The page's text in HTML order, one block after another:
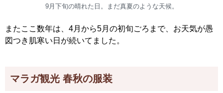
9月下旬の晴れた日。まだ真夏のような天候。
またここ数年は、4月から5月の初旬ごろまで、お天気が愚
図つき肌寒い日が続いてました。
マラガ観光 春秋の服装